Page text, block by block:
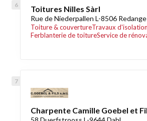
Toitures Nilles Sàrl
Rue de Niederpallen L-8506
Toiture & couvertureTravaux d'isolation
Ferblanterie de toitureService de
Charpente Camille Goebel et